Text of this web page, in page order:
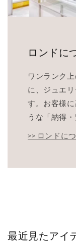
ロンドに
ワンランク
に、ジュエ
す。お客様
うな「納得
>> ロンドに
最近見たアイ